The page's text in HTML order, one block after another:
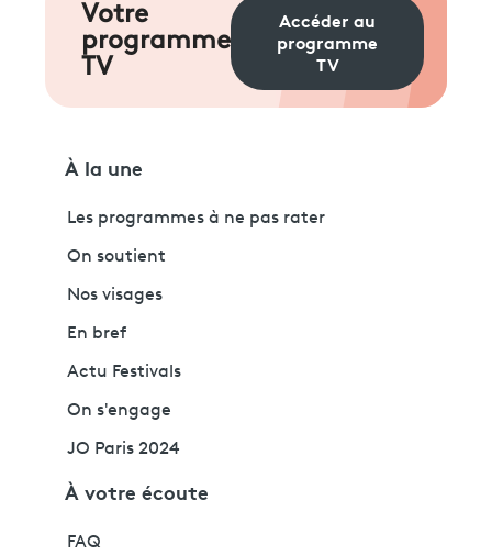
Votre
programme
TV
Accéder au
programme
TV
À la une
Les programmes à ne pas rater
On soutient
Nos visages
En bref
Actu Festivals
On s'engage
JO Paris 2024
À votre écoute
FAQ